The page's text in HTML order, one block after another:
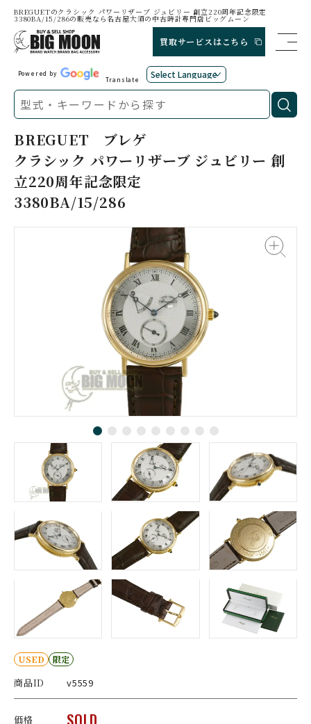
BREGUETのクラシック パワーリザーブ ジュビリー 創立220周年記念限定
3380BA/15/286の販売なら名古屋大須の中古時計専門店ビッグムーン
買取サービスはこちら
Powered by
Translate
BREGUET ブレゲ
クラシック パワーリザーブ ジュビリー 創
立220周年記念限定
3380BA/15/286
USED 限定
商品ID v5559
価格 SOLD